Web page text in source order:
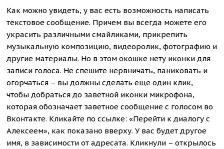
Как можно увидеть, у вас есть возможность написать
текстовое сообщение. Причем вы всегда можете его
украсить различными смайликами, прикрепить
музыкальную композицию, видеоролик, фотографию и
другие материалы. Но в этом окошке нету иконки для
записи голоса. Не спешите нервничать, паниковать и
огорчаться – вы должны сделать еще один клик,
чтобы добраться до заветной иконки микрофона,
которая обозначает заветное сообщение с голосом во
Вконтакте. Кликайте по ссылке: «Перейти к диалогу с
Алексеем», как показано вверху. У вас будет другое
имя, в зависимости от адресата. Кликнули – открылось